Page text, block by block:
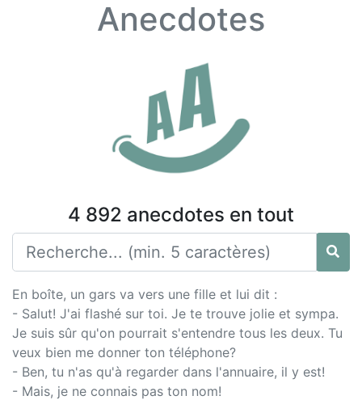
Anecdotes
4 892 anecdotes en tout
En boîte, un gars va vers une fille et lui dit :
- Salut! J'ai flashé sur toi. Je te trouve jolie et sympa.
Je suis sûr qu'on pourrait s'entendre tous les deux. Tu
veux bien me donner ton téléphone?
- Ben, tu n'as qu'à regarder dans l'annuaire, il y est!
- Mais, je ne connais pas ton nom!